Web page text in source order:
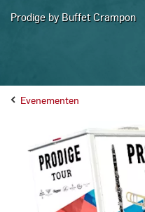
Prodige by Buffet Crampon
Evenementen